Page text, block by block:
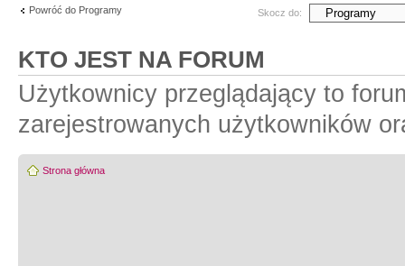
Powróć do Programy Skocz do:
KTO JEST NA FORUM
Użytkownicy przeglądający to
zarejestrowanych użytkowników
Strona główna